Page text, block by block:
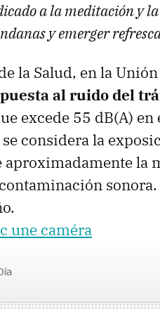
a la meditación y
y emerger
la Salud, en la
al ruido del
excede 55 dB(A) en
considera la
la
une caméra